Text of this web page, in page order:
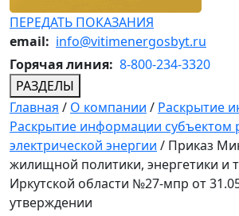
ПЕРЕДАТЬ ПОКАЗАНИЯ
email: info@vitimenergosbyt.ru
Горячая линия: 8-800-234-3320
РАЗДЕЛЫ
Главная / О компании / Раскрытие
Раскрытие информации субъектом
электрической энергии / Приказ
жилищной политики, энергетики и
Иркутской области №27-мпр от
утверждении